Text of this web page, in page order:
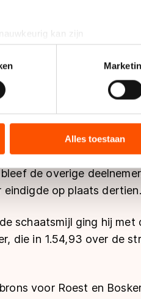
kan zijn
(fingerprinting)
in het
detailgedeeltein.
voor social media,
of die zij hebben
EU, zoals de VS, waar
stemt u in met deze
Alles toestaan
als achtste in
de overige
eindigde op plaats dertien.
schaatsmijl ging hij met
die in 1.54,93 over de
voor Roest en